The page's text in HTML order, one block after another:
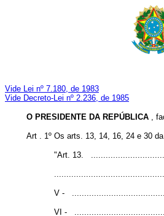
Vide Lei nº 7.180, de 1983
Vide Decreto-Lei nº 2.236, de 1985
O PRESIDENTE DA REPÚBLICA ,
Art . 1º Os arts. 13, 14, 16, 24 e 30 da
"Art. 13.
V -
VI -